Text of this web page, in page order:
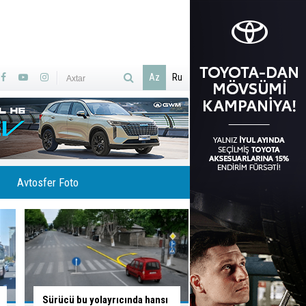
Az Ru
Avtosfer Foto
Sürücünün düşüncə tərzi
Bu yoldan sola